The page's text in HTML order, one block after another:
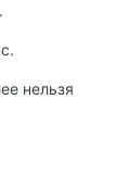
нельзя